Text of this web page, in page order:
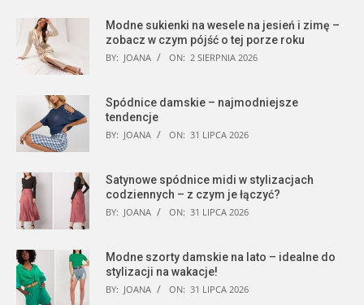
Modne sukienki na wesele na jesień i zimę –
zobacz w czym pójść o tej porze roku
BY: JOANA ON: 2 SIERPNIA 2026
Spódnice damskie – najmodniejsze
tendencje
BY: JOANA ON: 31 LIPCA 2026
Satynowe spódnice midi w stylizacjach
codziennych – z czym je łączyć?
BY: JOANA ON: 31 LIPCA 2026
Modne szorty damskie na lato – idealne do
stylizacji na wakacje!
BY: JOANA ON: 31 LIPCA 2026